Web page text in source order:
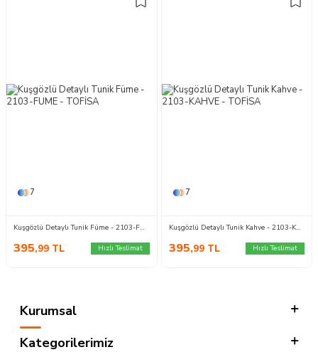
7
Kuşgözlü Detaylı Tunik Füme - 2103-FUME
395,99 TL Hızlı Teslimat
7
Kuşgözlü Detaylı Tunik Kahve - 2103-KAHVE
395,99 TL Hızlı Teslimat
Kurumsal
Kategorilerimiz